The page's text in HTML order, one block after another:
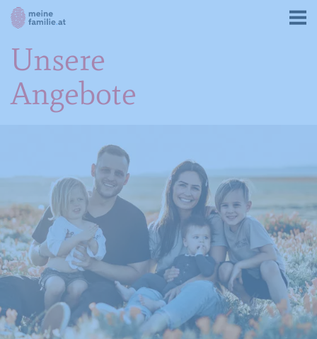
Unsere
Angebote